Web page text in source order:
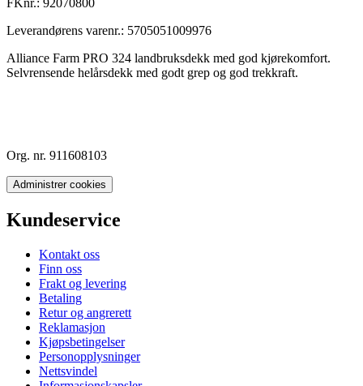
FKnr.: 92070800
Leverandørens varenr.: 5705051009976
Alliance Farm PRO 324 landbruksdekk med god kjørekomfort.
Selvrensende helårsdekk med godt grep og god trekkraft.
Org. nr. 911608103
Administrer cookies
Kundeservice
Kontakt oss
Finn oss
Frakt og levering
Betaling
Retur og angrerett
Reklamasjon
Kjøpsbetingelser
Personopplysninger
Nettsvindel